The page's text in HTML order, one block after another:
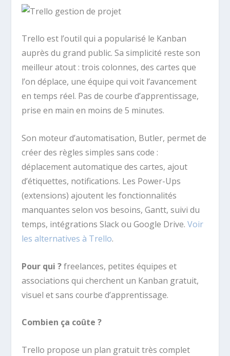
Trello est l’outil qui a popularisé le Kanban
auprès du grand public. Sa simplicité reste son
meilleur atout : trois colonnes, des cartes que
l’on déplace, une équipe qui voit l’avancement
en temps réel. Pas de courbe d’apprentissage,
prise en main en moins de 5 minutes.
Son moteur d’automatisation, Butler, permet de
créer des règles simples sans code :
déplacement automatique des cartes, ajout
d’étiquettes, notifications. Les Power-Ups
(extensions) ajoutent les fonctionnalités
manquantes selon vos besoins, Gantt, suivi du
temps, intégrations Slack ou Google Drive.Voir
les alternatives à Trello.
Pour qui ?freelances, petites équipes et
associations qui cherchent un Kanban gratuit,
visuel et sans courbe d’apprentissage.
Combien ça coûte ?
Trello propose un plan gratuit très complet